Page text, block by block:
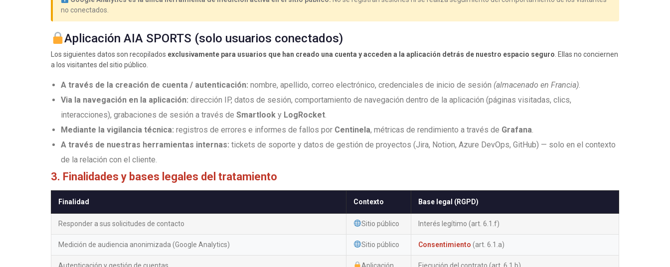
no conectados.
Aplicación AIA SPORTS (solo usuarios conectados)
Los siguientes datos son recopilados exclusivamente para usuarios que han creado una cuenta y acceden a la aplicación detrás de nuestro espacio seguro. Ellas no conciernen
a los visitantes del sitio público.
A través de la creación de cuenta / autenticación: nombre, apellido, correo electrónico, credenciales de inicio de sesión (almacenado en Francia)
Via la navegación en la aplicación: dirección IP, datos de sesión, comportamiento de navegación dentro de la aplicación (páginas visitadas, clics,
interacciones), grabaciones de sesión a través de Smartlook y LogRocket
Mediante la vigilancia técnica: registros de errores e informes de fallos por Centinela, métricas de rendimiento a través de Grafana
A través de nuestras herramientas internas: tickets de soporte y datos de gestión de proyectos (Jira, Notion, Azure DevOps, GitHub) — solo en el contexto
de la relación con el cliente.
3. Finalidades y bases legales del tratamiento
Finalidad Contexto Base legal (RGPD)
Responder a sus solicitudes de contacto Sitio público Interés legítimo (art. 6.1.f)
Medición de audiencia anonimizada (Google Analytics) Sitio público Consentimiento (art. 6.1.a)
Autenticación y gestión de cuentas Aplicación Ejecución del contrato (art. 6.1.b)